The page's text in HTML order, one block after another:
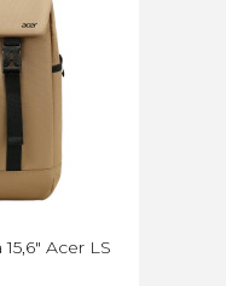
Acer LS